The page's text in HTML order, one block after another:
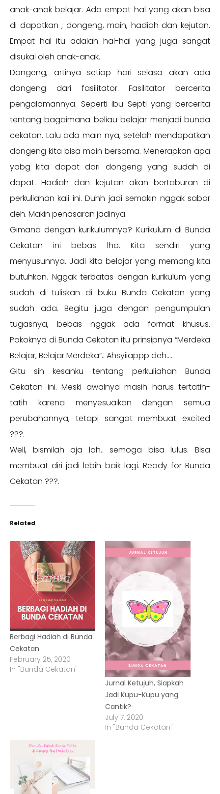
anak-anak belajar. Ada empat hal yang akan bisa
di dapatkan ; dongeng, main, hadiah dan kejutan.
Empat hal itu adalah hal-hal yang juga sangat
disukai oleh anak-anak.
Dongeng, artinya setiap hari selasa akan ada
dongeng dari fasilitator. Fasilitator bercerita
pengalamannya. Seperti ibu Septi yang bercerita
tentang bagaimana beliau belajar menjadi bunda
cekatan. Lalu ada main nya, setelah mendapatkan
dongeng kita bisa main bersama. Menerapkan apa
yabg kita dapat dari dongeng yang sudah di
dapat. Hadiah dan kejutan akan bertaburan di
perkuliahan kali ini. Duhh jadi semakin nggak sabar
deh. Makin penasaran jadinya.
Gimana dengan kurikulumnya? Kurikulum di Bunda
Cekatan ini bebas lho. Kita sendiri yang
menyusunnya. Jadi kita belajar yang memang kita
butuhkan. Nggak terbatas dengan kurikulum yang
sudah di tuliskan di buku Bunda Cekatan yang
sudah ada. Begitu juga dengan pengumpulan
tugasnya, bebas nggak ada format khusus.
Pokoknya di Bunda Cekatan itu prinsipnya “Merdeka
Belajar, Belajar Merdeka”.. Ahsyiiappp deh….
Gitu sih kesanku tentang perkuliahan Bunda
Cekatan ini. Meski awalnya masih harus tertatih-
tatih karena menyesuaikan dengan semua
perubahannya, tetapi sangat membuat excited
???.
Well, bismilah aja lah.. semoga bisa lulus. Bisa
membuat diri jadi lebih baik lagi. Ready for Bunda
Cekatan ???.
Related
Berbagi Hadiah di Bunda
Cekatan
February 25, 2020
In "Bunda Cekatan"
Jurnal Ketujuh, Siapkah
Jadi Kupu-Kupu yang
Cantik?
July 7, 2020
In "Bunda Cekatan"